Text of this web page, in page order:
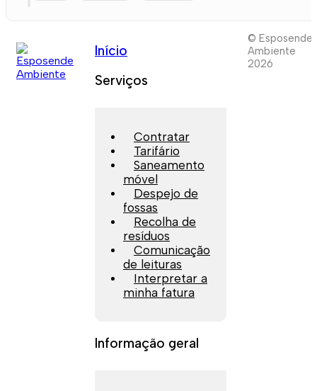
Início
Serviços
Contratar
Tarifário
Saneamento
móvel
Despejo de
fossas
Recolha de
resíduos
Comunicação
de leituras
Interpretar a
minha fatura
Informação geral
© Esposende
Ambiente
2026